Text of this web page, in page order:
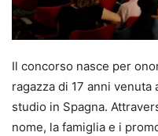
Il concorso nasce per
ragazza di 17 anni
studio in Spagna.
nome, la famiglia e i